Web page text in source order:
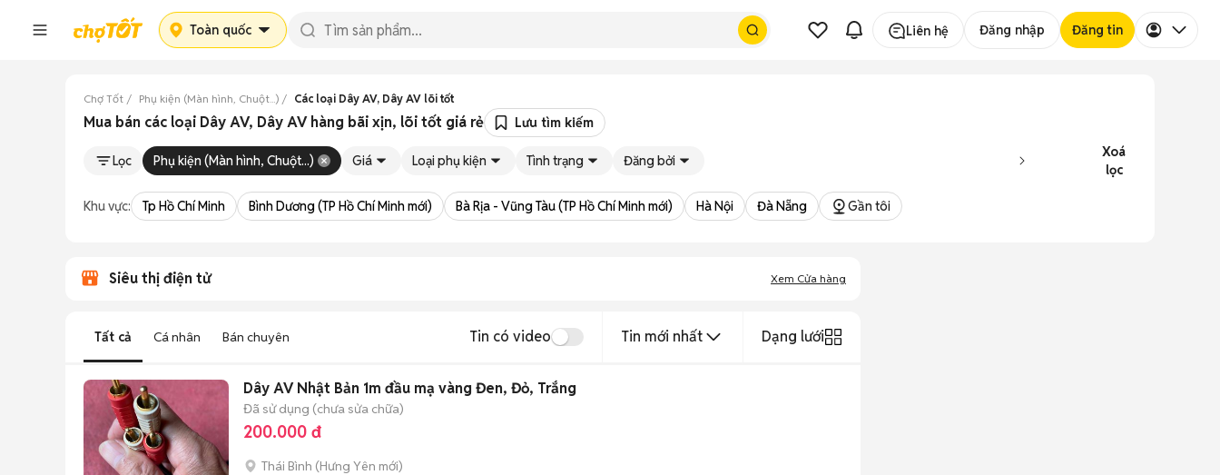
Toàn quốc Liên hệ Đăng nhập Đăng tin
Chợ Tốt Phụ kiện (Màn hình, Chuột...) Các loại Dây AV, Dây AV lõi tốt
Mua bán các loại Dây AV, Dây AV hàng bãi xịn, lõi tốt giá rẻ Lưu tìm kiếm
Lọc Phụ kiện (Màn hình, Chuột...) Giá Loại phụ kiện Tình trạng Đăng bởi
Xoá
lọc
Khu vực: Tp Hồ Chí Minh Bình Dương (TP Hồ Chí Minh mới) Bà Rịa - Vũng Tàu (TP Hồ Chí Minh mới) Hà Nội Đà Nẵng Gần tôi
Siêu thị điện tử Xem Cửa hàng
Tất cả Cá nhân Bán chuyên Tin có video Tin mới nhất Dạng lưới
Dây AV Nhật Bản 1m đầu mạ vàng Đen, Đỏ, Trắng
Đã sử dụng (chưa sửa chữa)
200.000 đ
Thái Bình (Hưng Yên mới)